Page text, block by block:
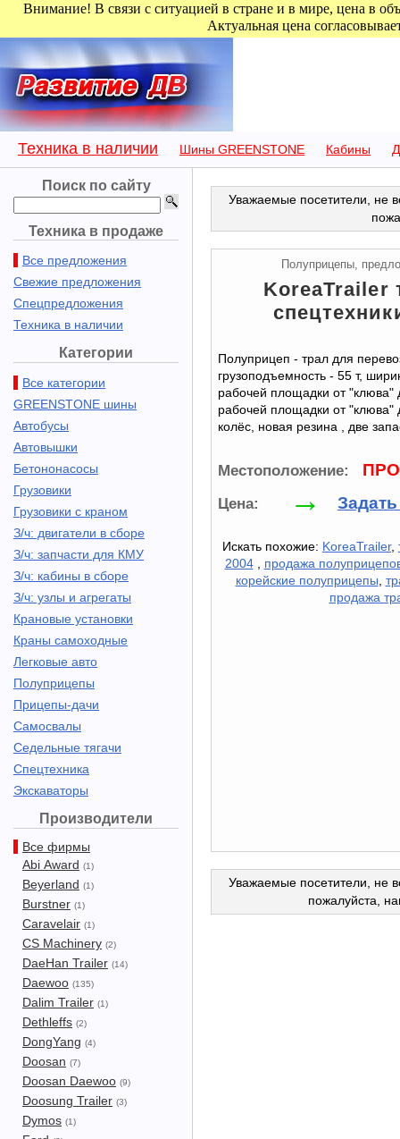
Внимание! В связи с ситуацией в стране и в мире, цена в
Актуальная цена
Техника в наличии Шины GREENSTONE Кабины
Поиск по сайту
Техника в продаже
Все предложения
Свежие предложения
Спецпредложения
Техника в наличии
Категории
Все категории
GREENSTONE шины
Автобусы
Автовышки
Бетононасосы
Грузовики
Грузовики с краном
З/ч: двигатели в сборе
З/ч: запчасти для КМУ
З/ч: кабины в сборе
З/ч: узлы и агрегаты
Крановые установки
Краны самоходные
Легковые авто
Полуприцепы
Прицепы-дачи
Самосвалы
Седельные тягачи
Спецтехника
Экскаваторы
Производители
Все фирмы
Abi Award (1)
Beyerland (1)
Burstner (1)
Caravelair (1)
CS Machinery (2)
DaeHan Trailer (14)
Daewoo (135)
Dalim Trailer (1)
Dethleffs (2)
DongYang (4)
Doosan (7)
Doosan Daewoo (9)
Doosung Trailer (3)
Dymos (1)
Уважаемые посетители, не
Полуприцепы,
KoreaTrailer
Полуприцеп - трал для
грузоподъемность - 55 т,
рабочей площадки от "клюва"
рабочей площадки от
колёс, новая резина , две
Местоположение:
Цена: →
Искать похожие: KoreaTrailer,
2004, продажа
корейские полуприцепы,
продажа
Уважаемые посетители, не
пожалуйста,